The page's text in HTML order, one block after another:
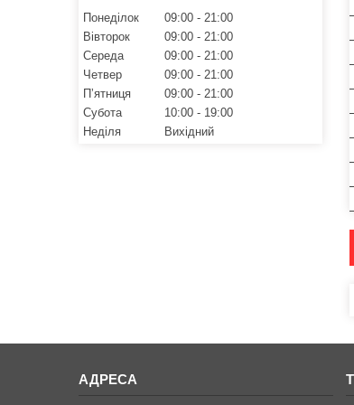
Понеділок 09:00
21:00
Вівторок
09:00
21:00
Середа
09:00
21:00
Четвер
09:00
21:00
Пʼятниця
09:00
21:00
Субота
10:00
19:00
Неділя
Вихідний